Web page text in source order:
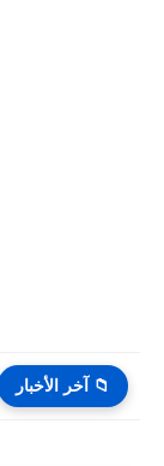
📁 آخر الأخبار